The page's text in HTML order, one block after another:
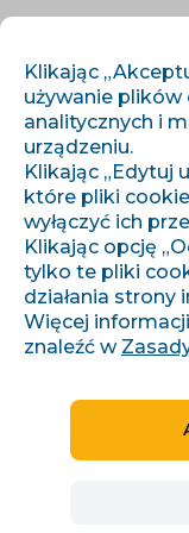
Klikając
używanie plików
analitycznych i
urządzeniu.
Klikając „Edytuj
które pliki
wyłączyć ich
Klikając opcję
tylko te pliki
działania strony
Więcej
znaleźć w